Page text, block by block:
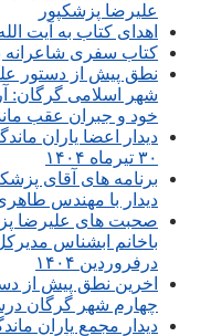
علیرضا پزشکپور
اهدای کتاب به آیت
کتاب سفری شاعرانه
نطق پیش از دستور
شهر اسلامی گرگان:
خود و جبران عقب
دیدار اعضا یاران
۳۰ تیرماه ۱۴۰۴
برنامه های آقای
دیدار با مهندس
صحبت های علیرضا
باخانم ابشناس
درفروردین ۱۴۰۴
اخرین نطق پیش از
چهارم شهر گرگان
دیدار مجمع یاران